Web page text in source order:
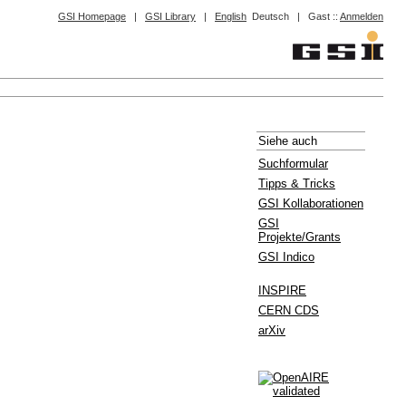
GSI Homepage | GSI Library | English Deutsch | Gast :: Anmelden
Siehe auch
Suchformular
Tipps & Tricks
GSI Kollaborationen
GSI
Projekte/Grants
GSI Indico
INSPIRE
CERN CDS
arXiv